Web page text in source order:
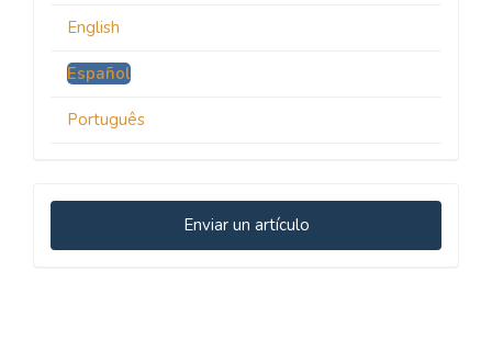
English
Español
Português
Enviar
un
Enviar un artículo